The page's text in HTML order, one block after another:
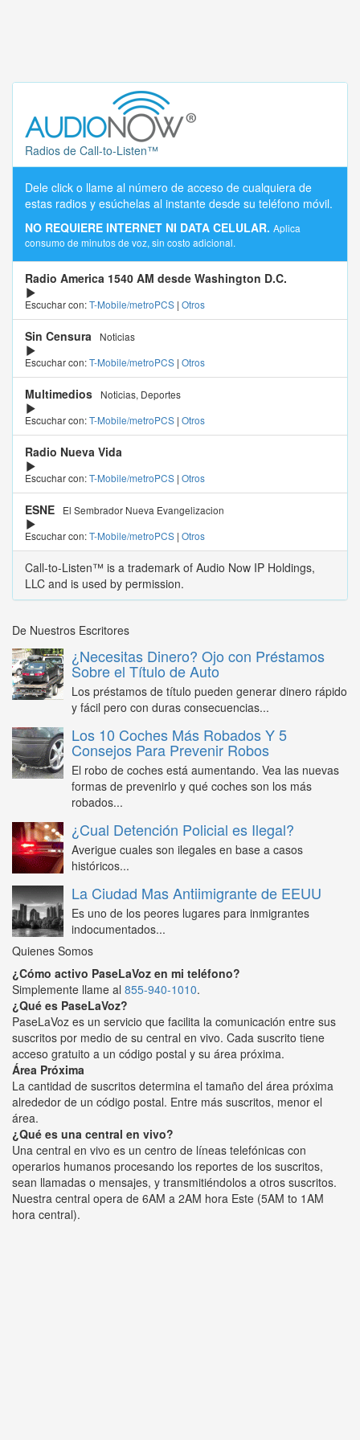
Radios de Call-to-Listen™
Dele click o llame al número de acceso de cualquiera de
estas radios y esúchelas al instante desde su teléfono móvil.
NO REQUIERE INTERNET NI DATA CELULAR. Aplica
consumo de minutos de voz, sin costo adicional.
Radio America 1540 AM desde Washington D.C.
Escuchar con:T-Mobile/metroPCS | Otros
Sin Censura
Noticias
Escuchar con:T-Mobile/metroPCS | Otros
Multimedios
Noticias, Deportes
Escuchar con:T-Mobile/metroPCS | Otros
Radio Nueva Vida
Escuchar con:T-Mobile/metroPCS | Otros
ESNE
El Sembrador Nueva Evangelizacion
Escuchar con:T-Mobile/metroPCS | Otros
Call-to-Listen™ is a trademark of Audio Now IP Holdings,
LLC and is used by permission.
De Nuestros Escritores
¿Necesitas Dinero? Ojo con Préstamos
Sobre el Título de Auto
Los préstamos de título pueden generar dinero rápido
y fácil pero con duras consecuencias...
Los 10 Coches Más Robados Y 5
Consejos Para Prevenir Robos
El robo de coches está aumentando. Vea las nuevas
formas de prevenirlo y qué coches son los más
robados...
¿Cual Detención Policial es Ilegal?
Averigue cuales son ilegales en base a casos
históricos...
La Ciudad Mas Antiimigrante de EEUU
Es uno de los peores lugares para inmigrantes
indocumentados...
Quienes Somos
¿Cómo activo PaseLaVoz en mi teléfono?
Simplemente llame al 855-940-1010.
¿Qué es PaseLaVoz?
PaseLaVoz es un servicio que facilita la comunicación entre sus
suscritos por medio de su central en vivo. Cada suscrito tiene
acceso gratuito a un código postal y su área próxima.
Área Próxima
La cantidad de suscritos determina el tamaño del área próxima
alrededor de un código postal. Entre más suscritos, menor el
área.
¿Qué es una central en vivo?
Una central en vivo es un centro de líneas telefónicas con
operarios humanos procesando los reportes de los suscritos,
sean llamadas o mensajes, y transmitiéndolos a otros suscritos.
Nuestra central opera de 6AM a 2AM hora Este (5AM to 1AM
hora central).